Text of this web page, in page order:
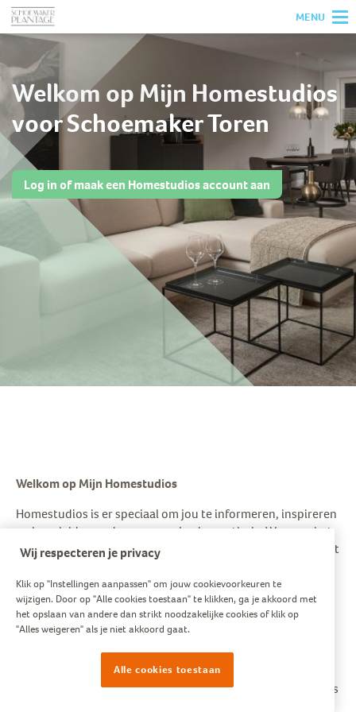
Naar Mijn Homestudios
HOME
MENU
Welkom op Mijn Homestudios
voor Schoemaker Toren
Log in of maak een Homestudios account aan
Welkom op Mijn Homestudios
Homestudios is er speciaal om jou te informeren, inspireren
en begeleiden onderweg naar je nieuwe thuis. We gaan het
leuk maken; vanaf het moment dat jij je nieuwe woning hebt
woningbezitter bent. Zodat je straks, als je heerlijk woont,
kunt zeggen: "Dit is mijn thuis!"
Op Mijn Homestudios ontdek je alle mogelijkheden om van
je nieuwe huis ook echt een thuis te maken. Door
woonontwerpen te maken voor jouw favoriete
bouwnummer(s) ontdek je hoe je met de beschikbare opties
Wij respecteren je privacy
Klik op "Instellingen aanpassen" om jouw cookievoorkeuren te
wijzigen. Door op "Alle cookies toestaan" te klikken, ga je akkoord met
het opslaan van andere dan strikt noodzakelijke cookies of klik op
"Alles weigeren" als je niet akkoord gaat.
Alle cookies toestaan